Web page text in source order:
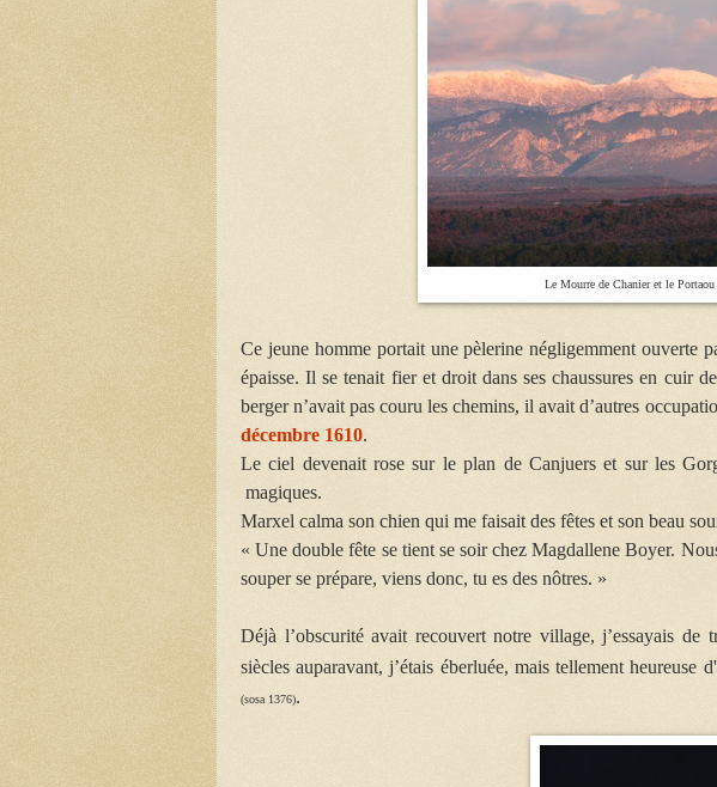
Le Mourre de Chanier et le
Ce jeune homme portait une pèlerine négligemment ouverte
épaisse. Il se tenait fier et droit dans ses chaussures en cuir
berger n’avait pas couru les chemins, il avait d’autres
décembre 1610.
Le ciel devenait rose sur le plan de Canjuers et sur les
magiques.
Marxel calma son chien qui me faisait des fêtes et son beau
« Une double fête se tient se soir chez Magdallene Boyer.
souper se prépare, viens donc, tu es des nôtres. »
Déjà l’obscurité avait recouvert notre village, j’essayais de
siècles auparavant, j’étais éberluée, mais tellement heureuse
(sosa 1376).